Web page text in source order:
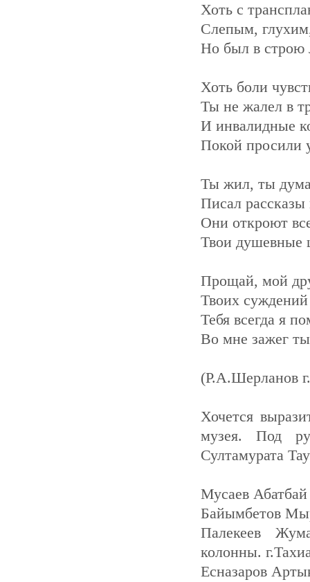
Хоть с
Слепым,
Но был в строю
Хоть боли
Ты не жалел в
И инвалидные
Покой просили
Ты жил, ты
Писал
Они откроют
Твои душевные
Прощай, мой
Твоих
Тебя всегда я
Во мне зажег
(Р.А.Шерланов
Хочется
музея. Под
Султамурата
Мусаев Абатбай
Байымбетов
Палекеев
колонны.
Есназаров